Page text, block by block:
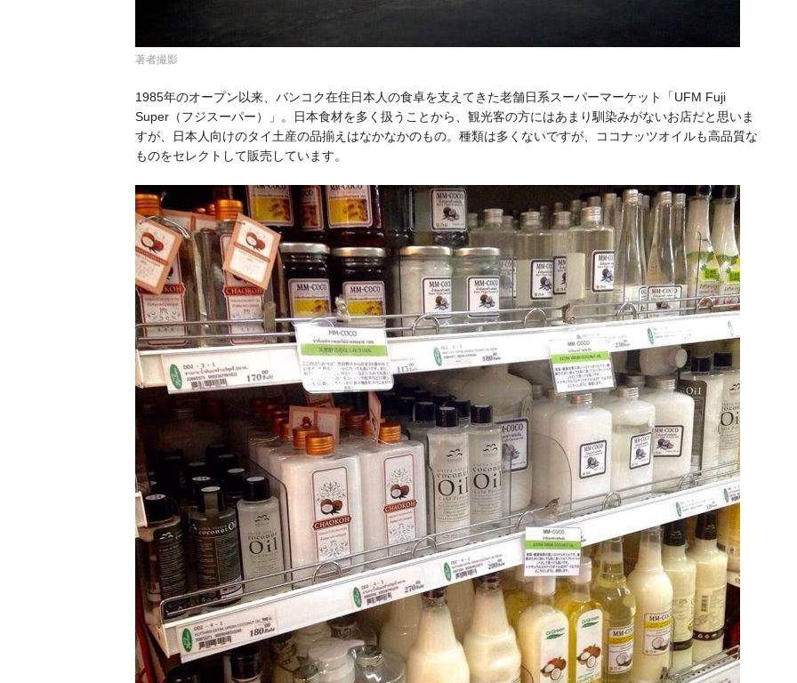
著者撮影
1985年のオープン以来、バンコク在住日本人の食卓を支えてきた老舗日系スーパーマーケット「UFM Fuji
Super（フジスーパー）」。日本食材を多く扱うことから、観光客の方にはあまり馴染みがないお店だと思いま
すが、日本人向けのタイ土産の品揃えはなかなかのもの。種類は多くないですが、ココナッツオイルも高品質な
ものをセレクトして販売しています。